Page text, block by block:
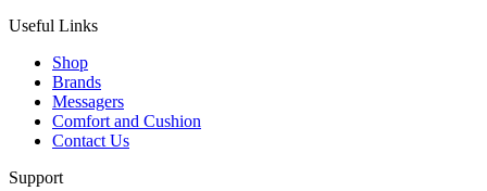
Useful Links
Shop
Brands
Messagers
Comfort and Cushion
Contact Us
Support